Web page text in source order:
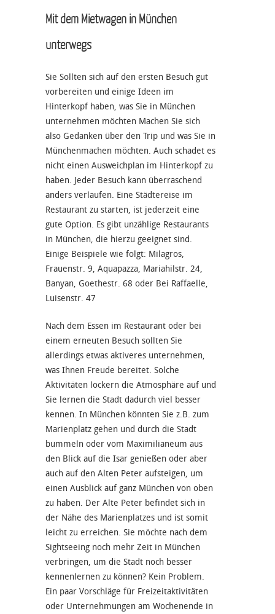
Mit dem Mietwagen in München
unterwegs
Sie Sollten sich auf den ersten Besuch gut
vorbereiten und einige Ideen im
Hinterkopf haben, was Sie in München
unternehmen möchten Machen Sie sich
also Gedanken über den Trip und was Sie in
Münchenmachen möchten. Auch schadet es
nicht einen Ausweichplan im Hinterkopf zu
haben. Jeder Besuch kann überraschend
anders verlaufen. Eine Städtereise im
Restaurant zu starten, ist jederzeit eine
gute Option. Es gibt unzählige Restaurants
in München, die hierzu geeignet sind.
Einige Beispiele wie folgt: Milagros,
Frauenstr. 9, Aquapazza, Mariahilstr. 24,
Banyan, Goethestr. 68 oder Bei Raffaelle,
Luisenstr. 47
Nach dem Essen im Restaurant oder bei
einem erneuten Besuch sollten Sie
allerdings etwas aktiveres unternehmen,
was Ihnen Freude bereitet. Solche
Aktivitäten lockern die Atmosphäre auf und
Sie lernen die Stadt dadurch viel besser
kennen. In München könnten Sie z.B. zum
Marienplatz gehen und durch die Stadt
bummeln oder vom Maximilianeum aus
den Blick auf die Isar genießen oder aber
auch auf den Alten Peter aufsteigen, um
einen Ausblick auf ganz München von oben
zu haben. Der Alte Peter befindet sich in
der Nähe des Marienplatzes und ist somit
leicht zu erreichen. Sie möchte nach dem
Sightseeing noch mehr Zeit in München
verbringen, um die Stadt noch besser
kennenlernen zu können? Kein Problem.
Ein paar Vorschläge für Freizeitaktivitäten
oder Unternehmungen am Wochenende in